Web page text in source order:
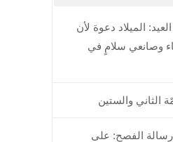
الميلاد دعوة لأن
وصانعي سلامٍ في
الثاني والستين
الفصح: على